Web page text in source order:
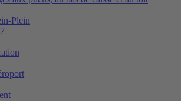
Plein